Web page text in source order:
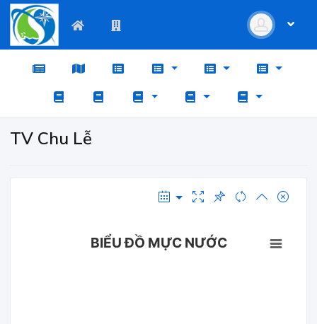
TV Chu Lễ
BIỂU ĐỒ MỰC NƯỚC